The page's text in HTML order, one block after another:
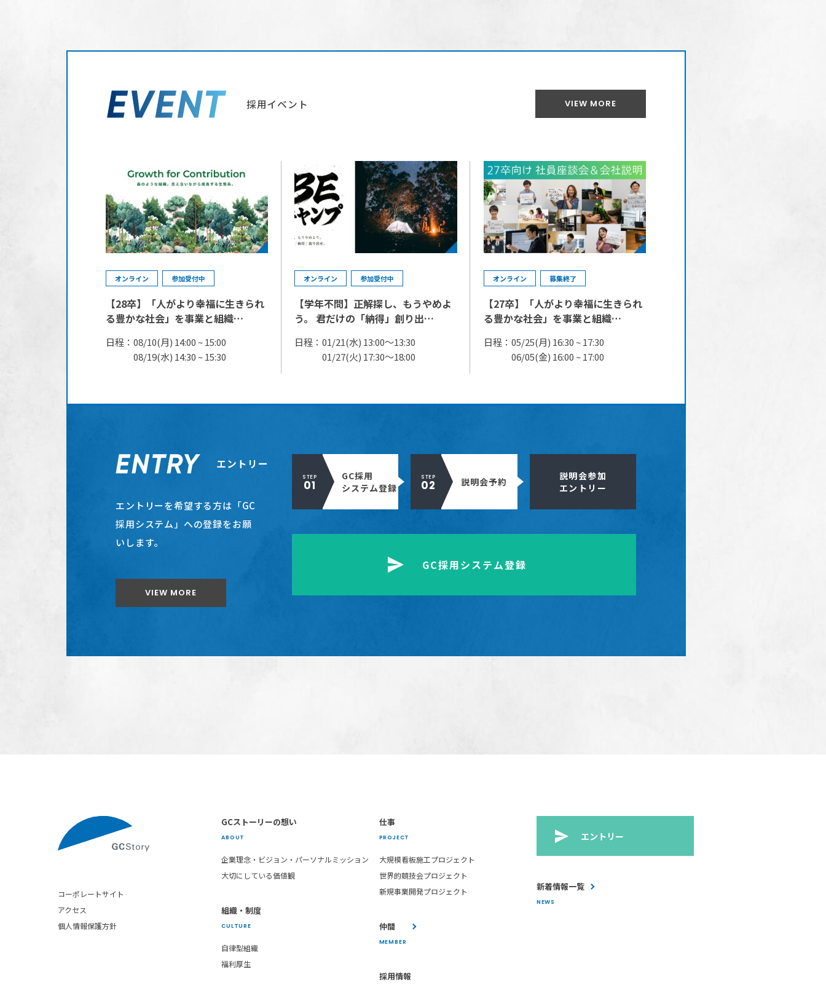
採用イベント VIEW MORE
オンライン 参加受付中
【28卒】「人がより幸福に生きられ
る豊かな社会」を事業と組織…
日程：08/10(月) 14:00 ~ 15:00
08/19(水) 14:30 ~ 15:30
オンライン 参加受付中
【学年不問】正解探し、もうやめよ
う。 君だけの「納得」創り出…
日程：01/21(水) 13:00～13:30
01/27(火) 17:30～18:00
オンライン 募集終了
【27卒】「人がより幸福に生きられ
る豊かな社会」を事業と組織…
日程： 05/25(月) 16:30 ~ 17:30
06/05(金) 16:00 ~ 17:00
エントリー
エントリーを希望する方は「GC
採用システム」への登録をお願
いします。
VIEW MORE
STEP
GC採用
システム登録
STEP 説明会予約
説明会参加
エントリー
GC採用システム登録
コーポレートサイト
アクセス
個人情報保護方針
GCストーリーの想い
ABOUT
企業理念・ビジョン・パーソナルミッション
大切にしている価値観
組織・制度
CULTURE
自律型組織
福利厚生
仕事
PROJECT
大規模看板施工プロジェクト
世界的競技会プロジェクト
新規事業開発プロジェクト
仲間
MEMBER
採用情報
エントリー
新着情報一覧
NEWS